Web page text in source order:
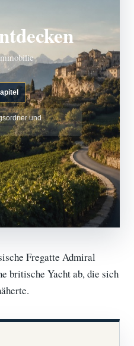
und
Fregatte Admiral
britische Yacht ab, die sich